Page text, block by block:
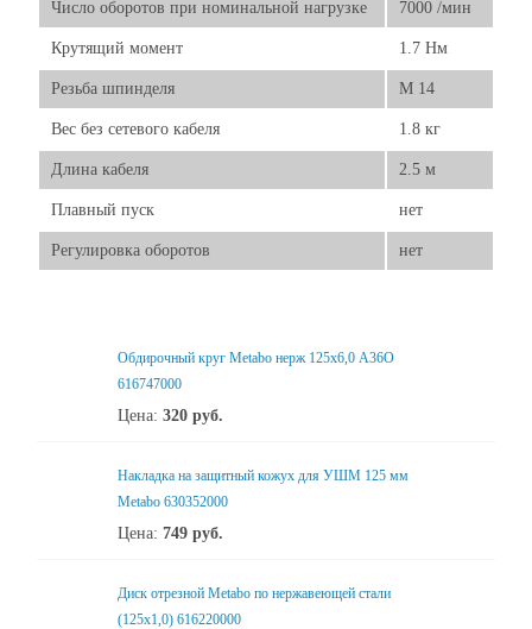
Число оборотов при номинальной нагрузке 7000 /мин
Крутящий момент 1.7 Нм
Резьба шпинделя М 14
Вес без сетевого кабеля 1.8 кг
Длина кабеля 2.5 м
Плавный пуск нет
Регулировка оборотов нет
Обдирочный круг Metabo нерж 125x6,0 А36О
616747000
Цена: 320 руб.
Накладка на защитный кожух для УШМ 125 мм
Metabo 630352000
Цена: 749 руб.
Диск отрезной Metabo по нержавеющей стали
(125x1,0) 616220000